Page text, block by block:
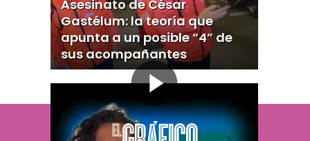
Asesinato de César
Gastélum: la teoría que
apunta a un posible “4” de
sus acompañantes